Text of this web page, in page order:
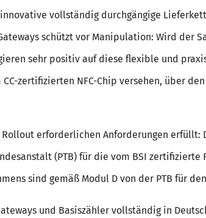
vollständig durchgängige
schützt vor Manipulation: Wird der
sehr positiv auf diese flexible und
zertifizierten NFC-Chip versehen, über den
Rollout erforderlichen Anforderungen erfüllt:
(PTB) für die vom BSI zertifizierte
sind gemäß Modul D von der PTB für
und Basiszähler vollständig in